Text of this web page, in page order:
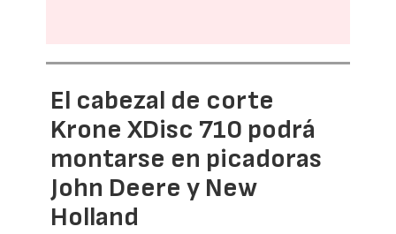
El cabezal de corte
Krone XDisc 710 podrá
montarse en picadoras
John Deere y New
Holland